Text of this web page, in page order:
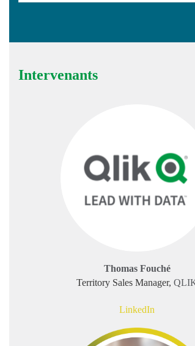
Intervenants
Thomas Fouché
Territory Sales Manager,
LinkedIn